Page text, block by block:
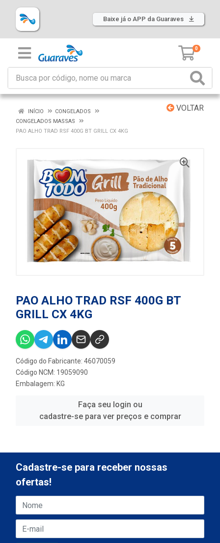
Baixe já o APP da Guaraves
0
VOLTAR
INÍCIO
CONGELADOS
CONGELADOS MASSAS
PAO ALHO TRAD RSF 400G BT GRILL CX 4KG
PAO ALHO TRAD RSF 400G BT
GRILL CX 4KG
Código do Fabricante: 46070059
Código NCM: 19059090
Embalagem: KG
Faça seu login ou
cadastre-se para ver preços e comprar
Cadastre-se para receber nossas
ofertas!